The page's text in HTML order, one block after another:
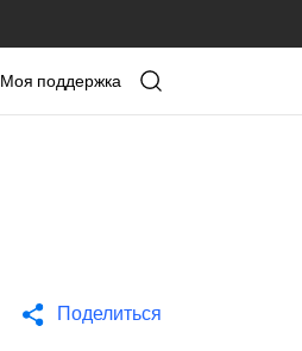
Моя поддержка
Поделиться